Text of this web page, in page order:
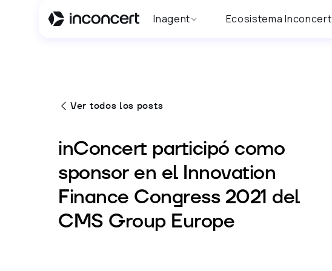
Inagent Ecosistema Inconcert
Ver todos los posts
inConcert participó como
sponsor en el Innovation
Finance Congress 2021 del
CMS Group Europe